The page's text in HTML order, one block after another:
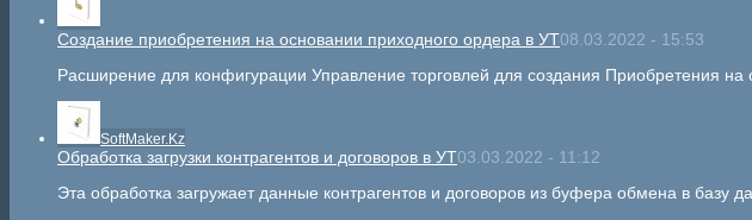
Создание приобретения на основании приходного ордера в УТ08.03.2022 - 15:53
Расширение для конфигурации Управление торговлей для создания Приобретения
SoftMaker.Kz
Обработка загрузки контрагентов и договоров в УТ03.03.2022 - 11:12
Эта обработка загружает данные контрагентов и договоров из буфера обмена в базу